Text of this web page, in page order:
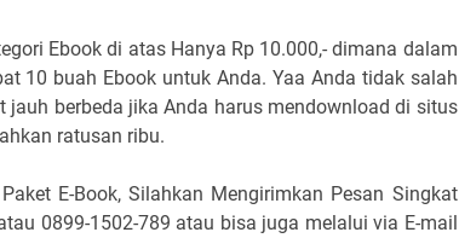
Ebook di atas Hanya Rp 10.000,- dimana dalam
10 buah Ebook untuk Anda. Yaa Anda tidak salah
jauh berbeda jika Anda harus mendownload di situs
ratusan ribu.
E-Book, Silahkan Mengirimkan Pesan Singkat
0899-1502-789 atau bisa juga melalui via E-mail